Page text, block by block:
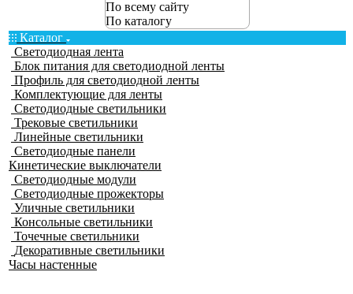
По всему сайту
По каталогу
Каталог
Светодиодная лента
Блок питания для светодиодной ленты
Профиль для светодиодной ленты
Комплектующие для ленты
Светодиодные светильники
Трековые светильники
Линейные светильники
Светодиодные панели
Кинетические выключатели
Светодиодные модули
Светодиодные прожекторы
Уличные светильники
Консольные светильники
Точечные светильники
Декоративные светильники
Часы настенные